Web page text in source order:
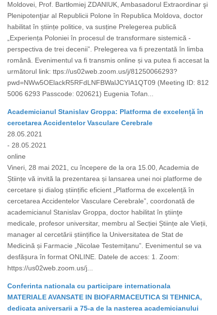
Moldovei, Prof. Bartłomiej ZDANIUK, Ambasadorul Extraordinar şi
Plenipotenţiar al Republicii Polone în Republica Moldova, doctor
habilitat în științe politice, va susține Prelegerea publică
„Experiența Poloniei în procesul de transformare sistemică -
perspectiva de trei decenii”. Prelegerea va fi prezentată în limba
română. Evenimentul va fi transmis online și va putea fi accesat la
următorul link: ttps://us02web.zoom.us/j/81250066293?
pwd=NWw5OElackR5RFdLNFBWalJCYlA1QT09 (Meeting ID: 812
5006 6293 Passcode: 020621) Eugenia Tofan...
Academicianul Stanislav Groppa: Platforma de excelență în
cercetarea Accidentelor Vasculare Cerebrale
28.05.2021
- 28.05.2021
online
Vineri, 28 mai 2021, cu începere de la ora 15.00, Academia de
Științe vă invită la prezentarea și lansarea unei noi platforme de
cercetare și dialog științific eficient „Platforma de excelență în
cercetarea Accidentelor Vasculare Cerebrale”, coordonată de
academicianul Stanislav Groppa, doctor habilitat în ştiinţe
medicale, profesor universitar, membru al Secției Științe ale Vieții,
manager al cercetării științifice la Universitatea de Stat de
Medicină și Farmacie „Nicolae Testemițanu”. Evenimentul se va
desfășura în format ONLINE. Datele de acces: 1. Zoom:
https://us02web.zoom.us/j...
Conferinta nationala cu participare internationala
MATERIALE AVANSATE IN BIOFARMACEUTICA SI TEHNICA,
dedicata aniversarii a 75-a de la nasterea academicianului